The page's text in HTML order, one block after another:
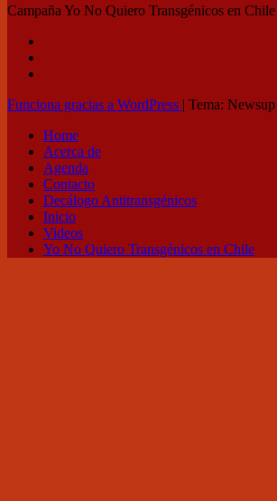
Campaña Yo No Quiero Transgénicos en Chile
Funciona gracias a WordPress | Tema:
Home
Acerca de
Agenda
Contacto
Decálogo Antitransgénicos
Inicio
Videos
Yo No Quiero Transgénicos en Chile